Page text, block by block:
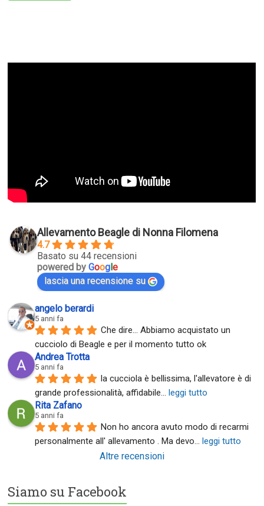
Allevamento Beagle di Nonna Filomena
4.7
Basato su 44 recensioni
powered byGoog le
lascia una recensione su
angelo berardi
5 anni fa
Che dire... Abbiamo acquistato un
cucciolo di Beagle e per il momento tutto ok
Andrea Trotta
5 anni fa
la cucciola è bellissima, l'allevatore è di
grande professionalità, affidabile... leggi tutto
Rita Zafano
5 anni fa
Non ho ancora avuto modo di recarmi
personalmente all' allevamento . Ma devo... leggi tutto
Altre recensioni
Siamo su Facebook